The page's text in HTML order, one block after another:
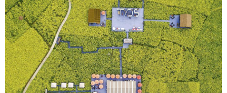
SANTÉ SPORTS
SCI&TECH PLANÈTE
TOURISME DOCUMENTS